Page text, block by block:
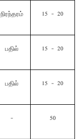
நிரந்தரம் 15 - 20
பதில் 15 - 20
பதில் 15 - 20
- 50